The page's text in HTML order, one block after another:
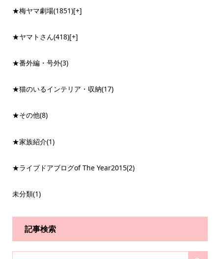
★梅ヤマ劇場(1851)[+]
★ヤマトさん(418)[+]
★番外編・号外(3)
★猫のいるインテリア・収納(17)
★その他(8)
★家族紹介(1)
★ライブドアブログof The Year2015(2)
未分類(1)
記事検索